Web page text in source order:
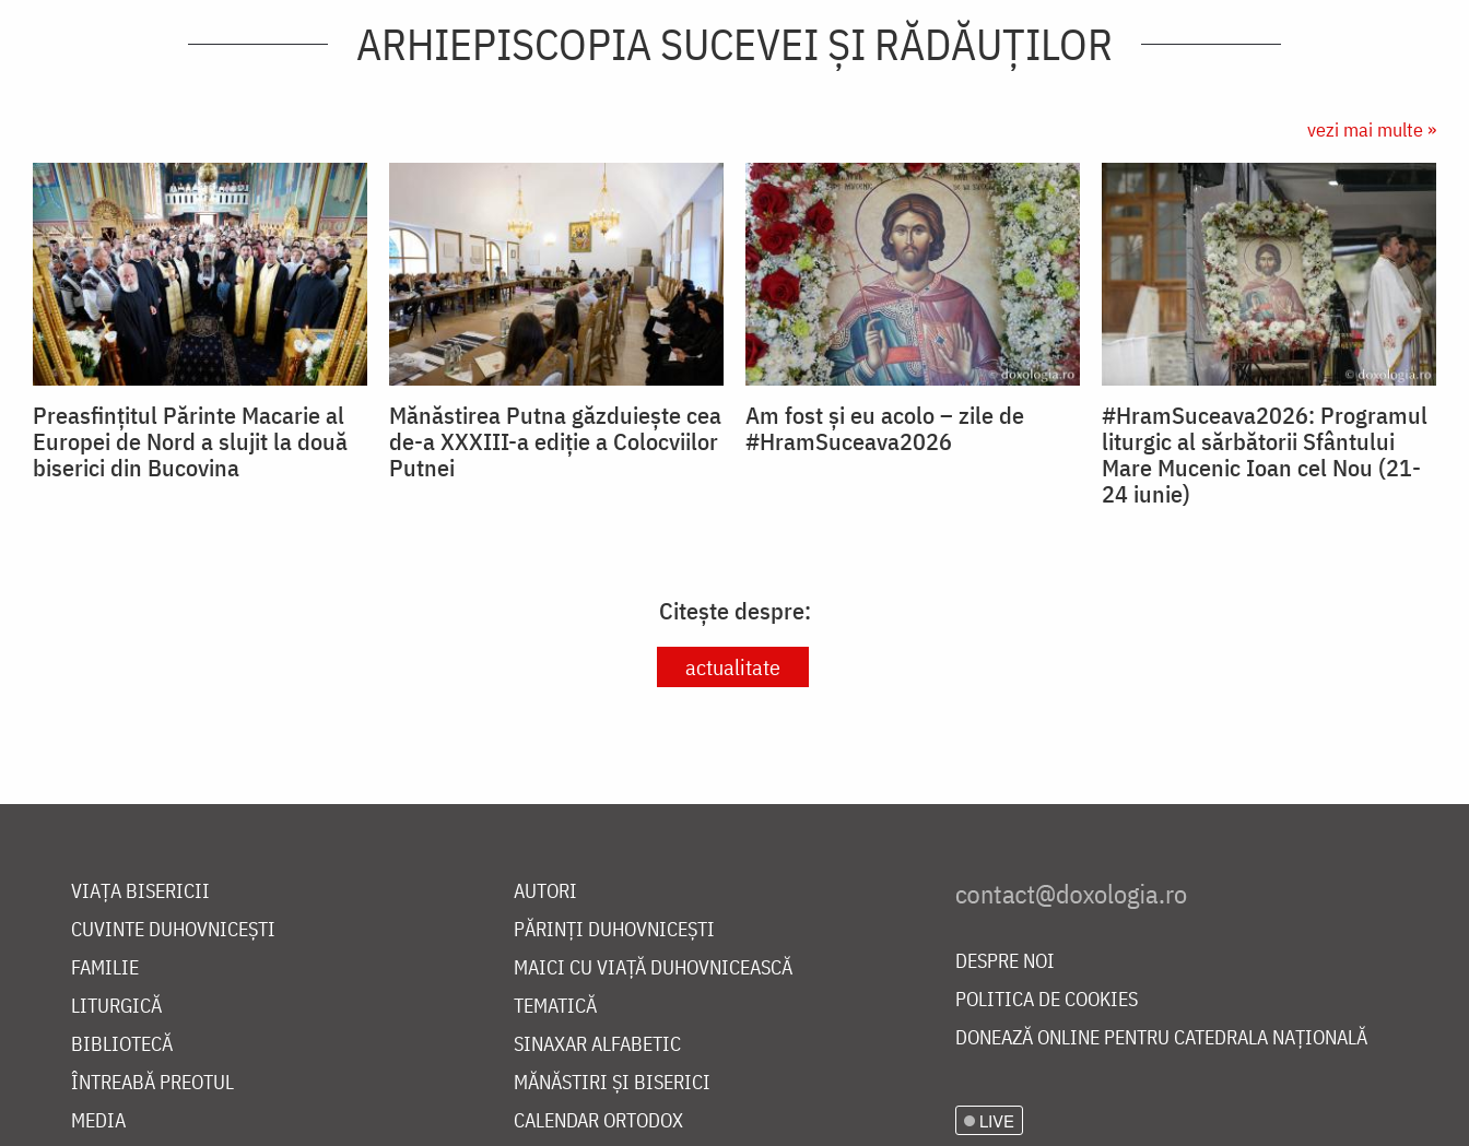
ARHIEPISCOPIA SUCEVEI ŞI RĂDĂUŢILOR
vezi mai multe »
Preasfințitul Părinte Macarie al
Europei de Nord a slujit la două
biserici din Bucovina
Mănăstirea Putna găzduiește cea
de-a XXXIII-a ediție a Colocviilor
Putnei
Am fost și eu acolo – zile de
#HramSuceava2026
#HramSuceava2026: Programul
liturgic al sărbătorii Sfântului
Mare Mucenic Ioan cel Nou (21-
24 iunie)
Citește despre:
actualitate
VIAȚA BISERICII
CUVINTE DUHOVNICEȘTI
FAMILIE
LITURGICĂ
BIBLIOTECĂ
ÎNTREABĂ PREOTUL
MEDIA
AUTORI
PĂRINȚI DUHOVNICEȘTI
MAICI CU VIAȚĂ DUHOVNICEASCĂ
TEMATICĂ
SINAXAR ALFABETIC
MĂNĂSTIRI ȘI BISERICI
CALENDAR ORTODOX
DESPRE NOI
POLITICA DE COOKIES
DONEAZĂ ONLINE PENTRU CATEDRALA NAȚIONALĂ
LIVE